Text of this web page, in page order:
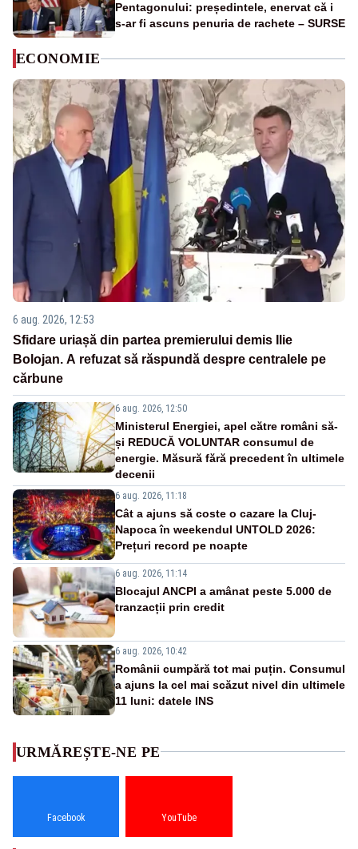
Pentagonului: președintele, enervat că i
s-ar fi ascuns penuria de rachete – SURSE
ECONOMIE
6 aug. 2026, 12:53
Sfidare uriașă din partea premierului demis Ilie
Bolojan. A refuzat să răspundă despre centralele pe
cărbune
6 aug. 2026, 12:50
Ministerul Energiei, apel către români să-
și REDUCĂ VOLUNTAR consumul de
energie. Măsură fără precedent în ultimele
decenii
6 aug. 2026, 11:18
Cât a ajuns să coste o cazare la Cluj-
Napoca în weekendul UNTOLD 2026:
Prețuri record pe noapte
6 aug. 2026, 11:14
Blocajul ANCPI a amânat peste 5.000 de
tranzacții prin credit
6 aug. 2026, 10:42
Românii cumpără tot mai puțin. Consumul
a ajuns la cel mai scăzut nivel din ultimele
11 luni: datele INS
URMĂREȘTE-NE PE
Facebook YouTube